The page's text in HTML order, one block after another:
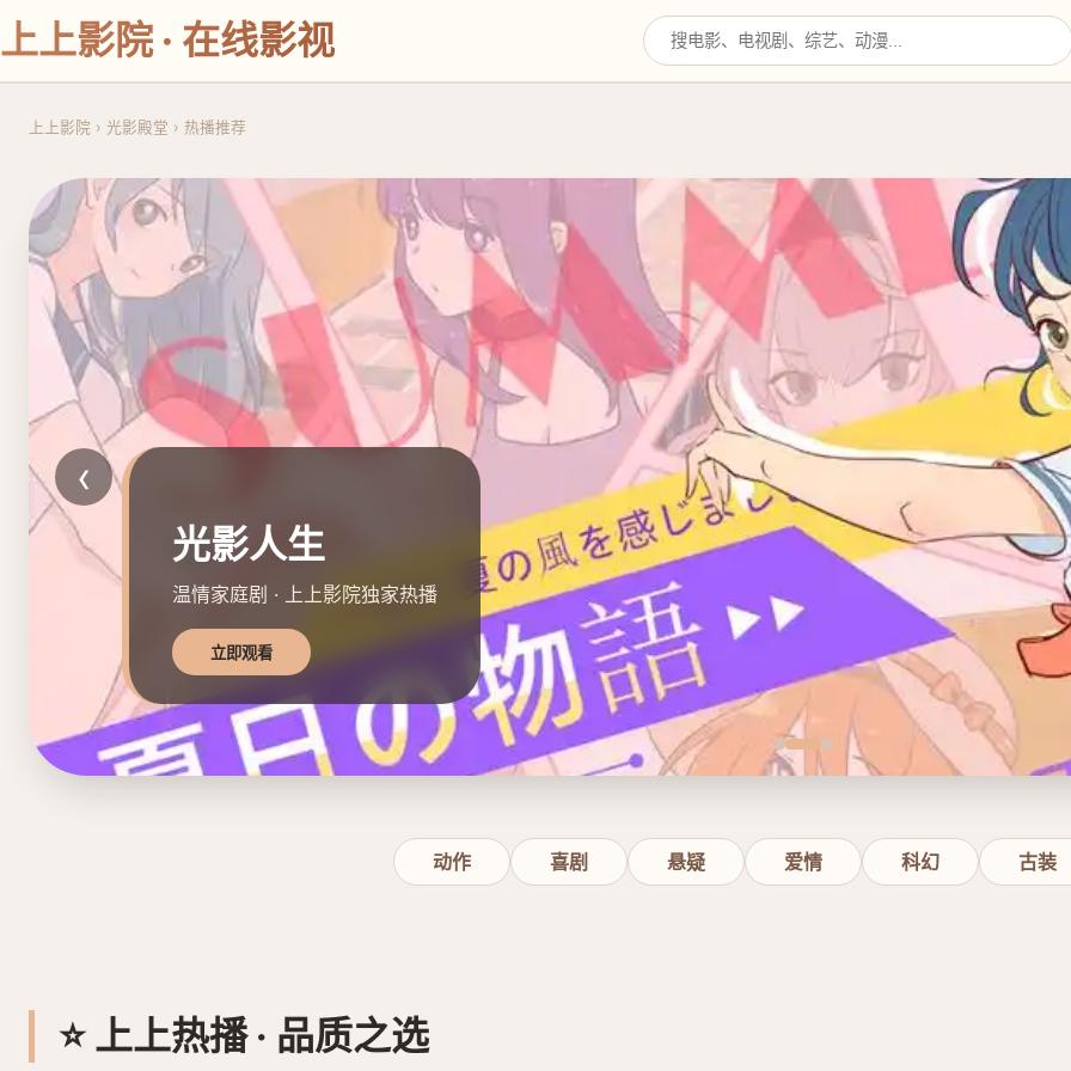
上上影院 · 在线影视
上上影院 › 光影殿堂 › 热播推荐
光影人生
温情家庭剧 · 上上影院独家热播
立即观看
‹
动作 喜剧 悬疑 爱情 科幻 古装
⭐ 上上热播 · 品质之选